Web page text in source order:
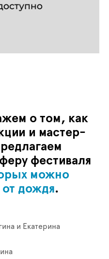
о том, как
и мастер-
фестиваля
можно
от дождя.
и Екатерина